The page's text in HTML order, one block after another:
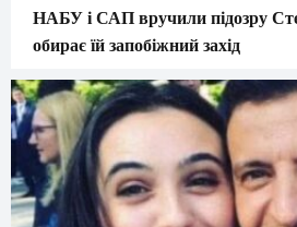
НАБУ і САП вручили підозру
обирає їй запобіжний захід